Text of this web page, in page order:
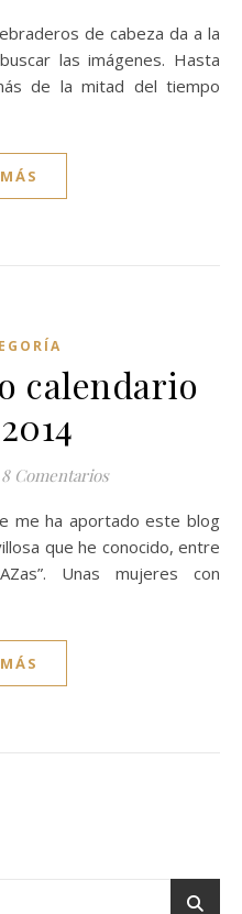
las imágenes. Hasta
de la mitad del tiempo
calendario
8 Comentarios
que he conocido, entre
Unas mujeres con